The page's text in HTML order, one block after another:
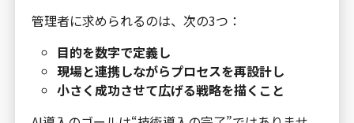
管理者に求められるのは、次の3つ：
目的を数字で定義し
現場と連携しながらプロセスを再設計し
小さく成功させて広げる戦略を描くこと